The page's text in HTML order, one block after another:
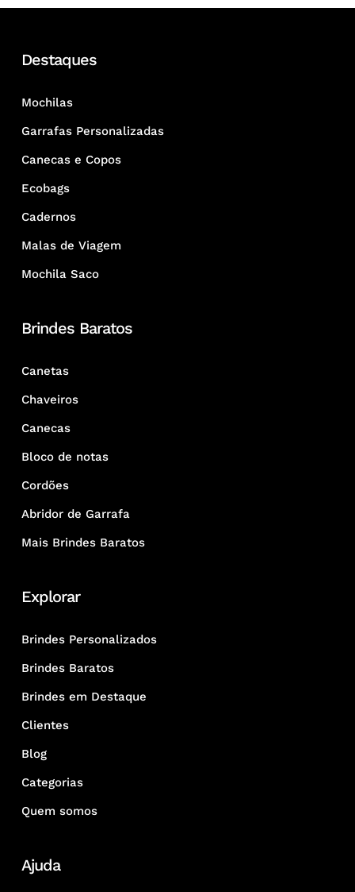
Destaques
Mochilas
Garrafas Personalizadas
Canecas e Copos
Ecobags
Cadernos
Malas de Viagem
Mochila Saco
Brindes Baratos
Canetas
Chaveiros
Canecas
Bloco de notas
Cordões
Abridor de Garrafa
Mais Brindes Baratos
Explorar
Brindes Personalizados
Brindes Baratos
Brindes em Destaque
Clientes
Blog
Categorias
Quem somos
Ajuda